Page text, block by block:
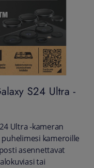
S24 Ultra -
Ultra -kameran
kameroille
asennettavat
tai